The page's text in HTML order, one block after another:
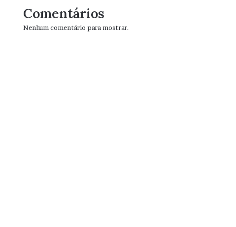
Comentários
Nenhum comentário para mostrar.